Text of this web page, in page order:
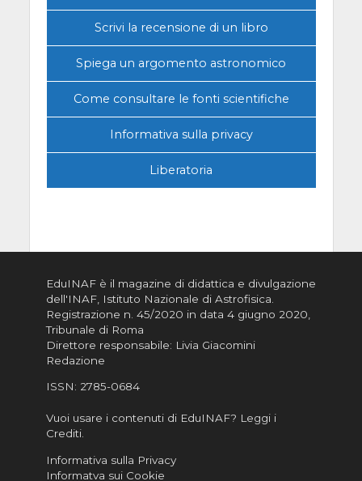
Scrivi la recensione di un libro
Spiega un argomento astronomico
Come consultare le fonti scientifiche
Informativa sulla privacy
Liberatoria
EduINAF è il magazine di didattica e divulgazione
dell'INAF, Istituto Nazionale di Astrofisica
Registrazione n. 45/2020 in data 4 giugno 2020,
Tribunale di Roma
Direttore responsabile: Livia Giacomini
Redazione
ISSN: 2785-0684
Vuoi usare i contenuti di EduINAF? Leggi i
Crediti.
Informativa sulla Privacy
Informatva sui Cookie